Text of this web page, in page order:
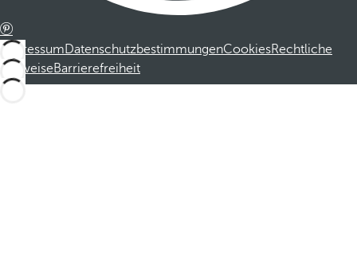
ImpressumDatenschutzbestimmungenCookiesRechtliche
HinweiseBarrierefreiheit